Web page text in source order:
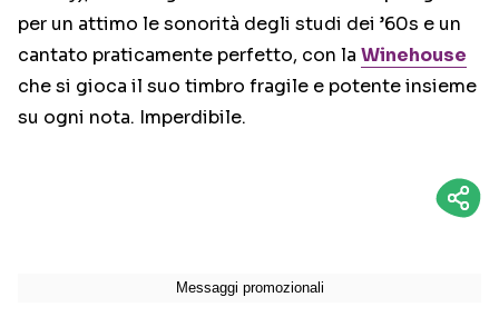
per un attimo le sonorità degli studi dei ’60s e un
cantato praticamente perfetto, con la Winehouse
che si gioca il suo timbro fragile e potente insieme
su ogni nota. Imperdibile.